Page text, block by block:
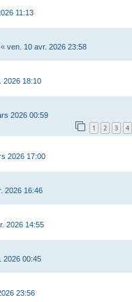
11:13
« ven. 10 avr. 2026 23:58
2026 18:10
2026 00:59
1 2 3 4
2026 17:00
2026 16:46
2026 14:55
2026 00:45
23:56